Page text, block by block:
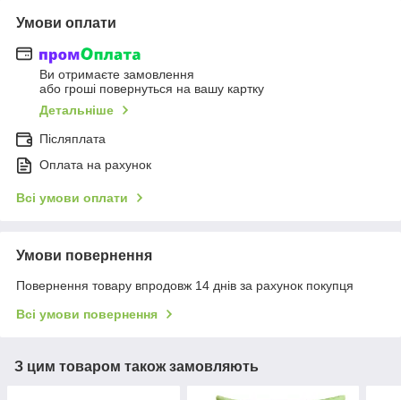
Умови оплати
Ви отримаєте замовлення
або гроші повернуться на вашу картку
Детальніше
Післяплата
Оплата на рахунок
Всі умови оплати
Умови повернення
Повернення товару впродовж 14 днів за рахунок покупця
Всі умови повернення
З цим товаром також замовляють